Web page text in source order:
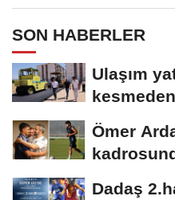
SON HABERLER
Ulaşım
Ömer
Dadaş